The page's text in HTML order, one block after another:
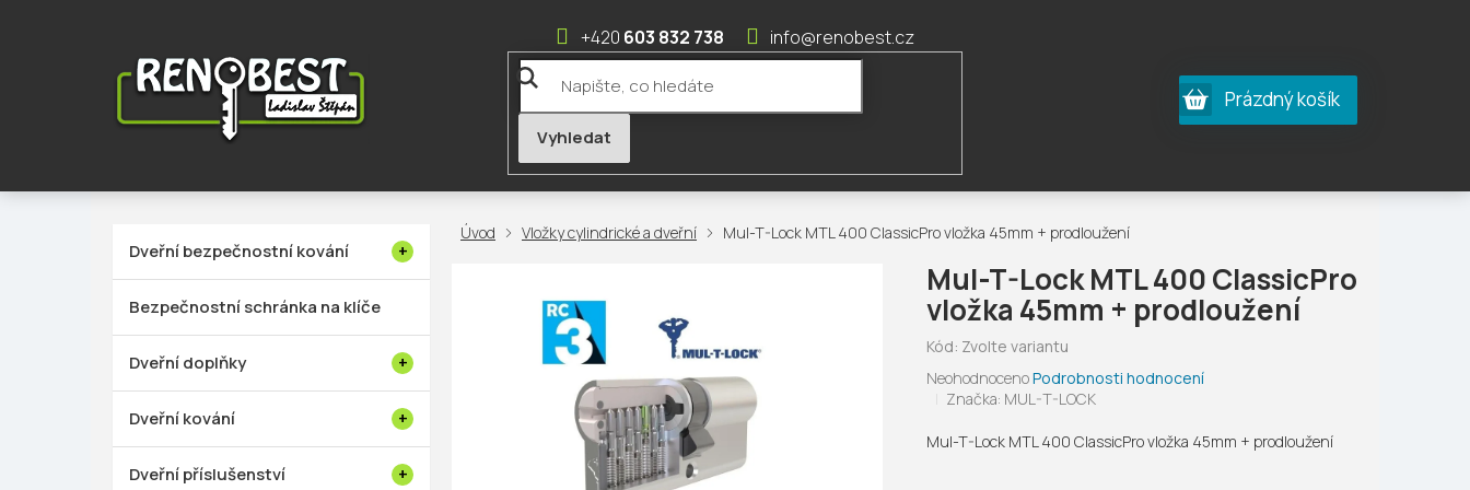
603 832 738 info@renobest.cz
Nákupní
košík
Prázdný košík
Dveřní bezpečnostní kování
Bezpečnostní schránka na klíče
Dveřní doplňky
Dveřní kování
Dveřní příslušenství
Mul-T-Lock MTL 400 ClassicPro
vložka 45mm + prodloužení
Kód: Zvolte variantu
Průměrné
hodnocení
je
NeohodnocenoPodrobnosti hodnocení
Značka: MUL-T-LOCK
Mul-T-Lock MTL 400 ClassicPro vložka 45mm + prodloužení
Vložky cylindrické a dveřní Mul-T-Lock MTL 400 ClassicPro vložka 45mm + prodloužení